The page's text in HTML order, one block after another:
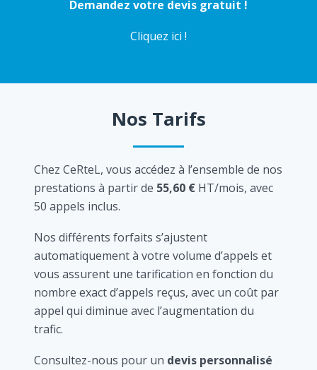
Demandez votre devis gratuit !
Cliquez ici !
Nos Tarifs
Chez CeRteL, vous accédez à l’ensemble de nos
prestations à partir de 55,60 € HT/mois, avec
50 appels inclus.
Nos différents forfaits s’ajustent
automatiquement à votre volume d’appels et
vous assurent une tarification en fonction du
nombre exact d’appels reçus, avec un coût par
appel qui diminue avec l’augmentation du
trafic.
Consultez-nous pour un devis personnalisé